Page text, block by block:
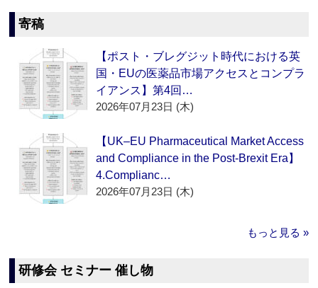
寄稿
【ポスト・ブレグジット時代における英
国・EUの医薬品市場アクセスとコンプラ
イアンス】第4回…
2026年07月23日 (木)
【UK–EU Pharmaceutical Market Access
and Compliance in the Post-Brexit Era】
4.Complianc…
2026年07月23日 (木)
もっと見る »
研修会 セミナー 催し物